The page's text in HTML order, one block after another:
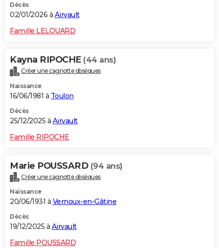
Décès
02/01/2026 à Airvault
Famille LELOUARD
Kayna RIPOCHE (44 ans)
Créer une cagnotte obsèques
Naissance
16/06/1981 à Toulon
Décès
25/12/2025 à Airvault
Famille RIPOCHE
Marie POUSSARD (94 ans)
Créer une cagnotte obsèques
Naissance
20/06/1931 à Vernoux-en-Gâtine
Décès
19/12/2025 à Airvault
Famille POUSSARD